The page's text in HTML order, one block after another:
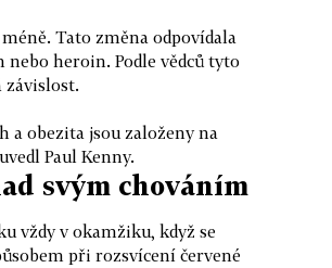
Tato změna odpovídala
nebo heroin. Podle vědců tyto
závislost.
a obezita jsou založeny na
Paul Kenny.
svým chováním
vždy v okamžiku, když se
při rozsvícení červené